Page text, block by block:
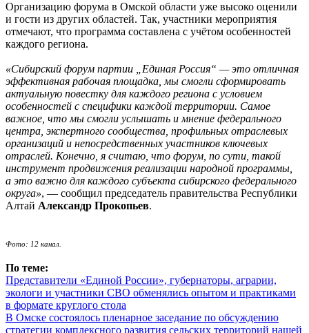
Организацию форума в Омской области уже высоко оценили
и гости из других областей. Так, участники мероприятия
отмечают, что программа составлена с учётом особенностей
каждого региона.
«Сибирский форум партии „Единая Россия“ — это отличная
эффективная рабочая площадка, мы смогли сформировать
актуальную повестку для каждого региона с условием
особенностей с специфики каждой территории. Самое
важное, что мы смогли услышать и мнение федерального
центра, экспертного сообщества, профильных отраслевых
организаций и непосредственных участников ключевых
отраслей. Конечно, я считаю, что форум, по сути, такой
инструмент продвижения реализации народной программы,
а это важно для каждого субъекта сибирского федерального
округа», — сообщил председатель правительства Республики
Алтай Александр Прокопьев.
Фото: 12 канал.
По теме:
Представители «Единой России», губернаторы, аграрии,
экологи и участники СВО обменялись опытом и практиками
в формате круглого стола
В Омске состоялось пленарное заседание по обсуждению
стратегии комплексного развития сельских территорий нашей